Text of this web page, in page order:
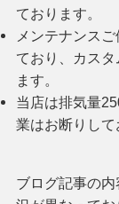
ております。
メンテナンス
ており、カス
ます。
当店は排気量
業はお断りして
ブログ記事の